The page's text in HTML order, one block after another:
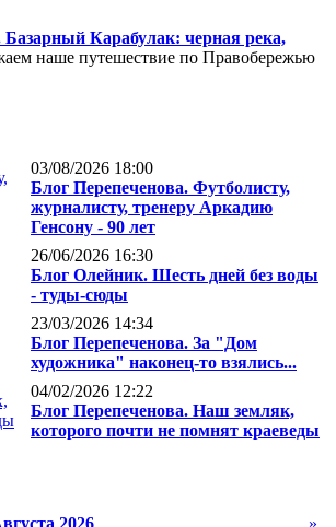
Карабулак: черная река,
наше путешествие по Правобережью
03/08/2026 18:00
Блог Перепеченова. Футболисту,
журналисту, тренеру Аркадию
Генсону - 90 лет
26/06/2026 16:30
Блог Олейник. Шесть дней без воды
- туды-сюды
23/03/2026 14:34
Блог Перепеченова. За "Дом
художника" наконец-то взялись...
04/02/2026 12:22
Блог Перепеченова. Наш земляк,
которого почти не помнят краеведы